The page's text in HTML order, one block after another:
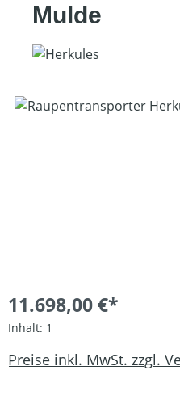
Mulde
Bildergalerie überspringen
11.698,00 €*
Inhalt: 1
Preise inkl. MwSt. zzgl.